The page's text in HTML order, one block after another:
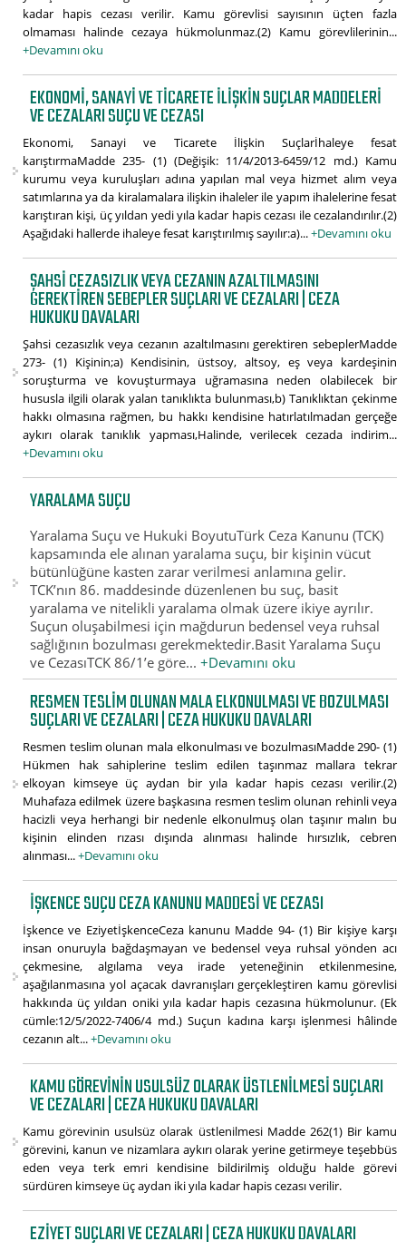
kadar hapis cezası verilir. Kamu görevlisi sayısının üçten fazla
olmaması halinde cezaya hükmolunmaz.(2) Kamu görevlilerinin...
+Devamını oku
EKONOMI, SANAYI VE TICARETE İLIŞKIN SUÇLAR MADDELERI
VE CEZALARI SUÇU VE CEZASI
Ekonomi, Sanayi ve Ticarete İlişkin Suçlarİhaleye fesat
karıştırmaMadde 235- (1) (Değişik: 11/4/2013-6459/12 md.) Kamu
kurumu veya kuruluşları adına yapılan mal veya hizmet alım veya
satımlarına ya da kiralamalara ilişkin ihaleler ile yapım ihalelerine fesat
karıştıran kişi, üç yıldan yedi yıla kadar hapis cezası ile cezalandırılır.(2)
Aşağıdaki hallerde ihaleye fesat karıştırılmış sayılır:a)...+Devamını oku
ŞAHSI CEZASIZLIK VEYA CEZANIN AZALTILMASINI
GEREKTIREN SEBEPLER SUÇLARI VE CEZALARI | CEZA
HUKUKU DAVALARI
Şahsi cezasızlık veya cezanın azaltılmasını gerektiren sebeplerMadde
273- (1) Kişinin;a) Kendisinin, üstsoy, altsoy, eş veya kardeşinin
soruşturma ve kovuşturmaya uğramasına neden olabilecek bir
hususla ilgili olarak yalan tanıklıkta bulunması,b) Tanıklıktan çekinme
hakkı olmasına rağmen, bu hakkı kendisine hatırlatılmadan gerçeğe
aykırı olarak tanıklık yapması,Halinde, verilecek cezada indirim...
+Devamını oku
YARALAMA SUÇU
Yaralama Suçu ve Hukuki BoyutuTürk Ceza Kanunu (TCK)
kapsamında ele alınan yaralama suçu, bir kişinin vücut
bütünlüğüne kasten zarar verilmesi anlamına gelir.
TCK’nın 86. maddesinde düzenlenen bu suç, basit
yaralama ve nitelikli yaralama olmak üzere ikiye ayrılır.
Suçun oluşabilmesi için mağdurun bedensel veya ruhsal
sağlığının bozulması gerekmektedir.Basit Yaralama Suçu
ve CezasıTCK 86/1’e göre...+Devamını oku
RESMEN TESLIM OLUNAN MALA ELKONULMASI VE BOZULMASI
SUÇLARI VE CEZALARI | CEZA HUKUKU DAVALARI
Resmen teslim olunan mala elkonulması ve bozulmasıMadde 290- (1)
Hükmen hak sahiplerine teslim edilen taşınmaz mallara tekrar
elkoyan kimseye üç aydan bir yıla kadar hapis cezası verilir.(2)
Muhafaza edilmek üzere başkasına resmen teslim olunan rehinli veya
hacizli veya herhangi bir nedenle elkonulmuş olan taşınır malın bu
kişinin elinden rızası dışında alınması halinde hırsızlık, cebren
alınması...+Devamını oku
İŞKENCE SUÇU CEZA KANUNU MADDESI VE CEZASI
İşkence ve EziyetİşkenceCeza kanunu Madde 94- (1) Bir kişiye karşı
insan onuruyla bağdaşmayan ve bedensel veya ruhsal yönden acı
çekmesine, algılama veya irade yeteneğinin etkilenmesine,
aşağılanmasına yol açacak davranışları gerçekleştiren kamu görevlisi
hakkında üç yıldan oniki yıla kadar hapis cezasına hükmolunur. (Ek
cümle:12/5/2022-7406/4 md.) Suçun kadına karşı işlenmesi hâlinde
cezanın alt...+Devamını oku
KAMU GÖREVININ USULSÜZ OLARAK ÜSTLENILMESI SUÇLARI
VE CEZALARI | CEZA HUKUKU DAVALARI
Kamu görevinin usulsüz olarak üstlenilmesi Madde 262(1) Bir kamu
görevini, kanun ve nizamlara aykırı olarak yerine getirmeye teşebbüs
eden veya terk emri kendisine bildirilmiş olduğu halde görevi
sürdüren kimseye üç aydan iki yıla kadar hapis cezası verilir.
EZIYET SUÇLARI VE CEZALARI | CEZA HUKUKU DAVALARI